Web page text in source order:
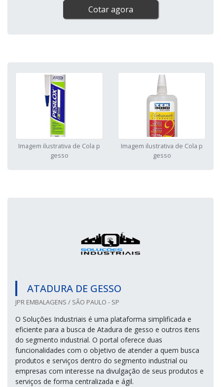
Cotar agora
Imagem ilustrativa de Cola p
gesso
Imagem ilustrativa de Cola p
gesso
ATADURA DE GESSO
JPR EMBALAGENS / SÃO PAULO - SP
O Soluções Industriais é uma plataforma simplificada e
eficiente para a busca de Atadura de gesso e outros itens
do segmento industrial. O portal oferece duas
funcionalidades com o objetivo de atender a quem busca
produtos e serviços dentro do segmento industrial ou
empresas com interesse na divulgação de seus produtos e
serviços de forma centralizada e ágil.